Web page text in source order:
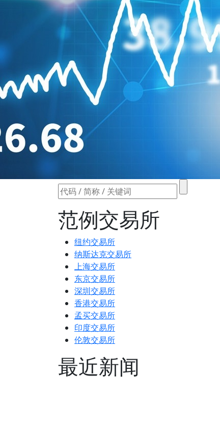
范例交易所
纽约交易所
纳斯达克交易所
上海交易所
东京交易所
深圳交易所
香港交易所
孟买交易所
印度交易所
伦敦交易所
最近新闻